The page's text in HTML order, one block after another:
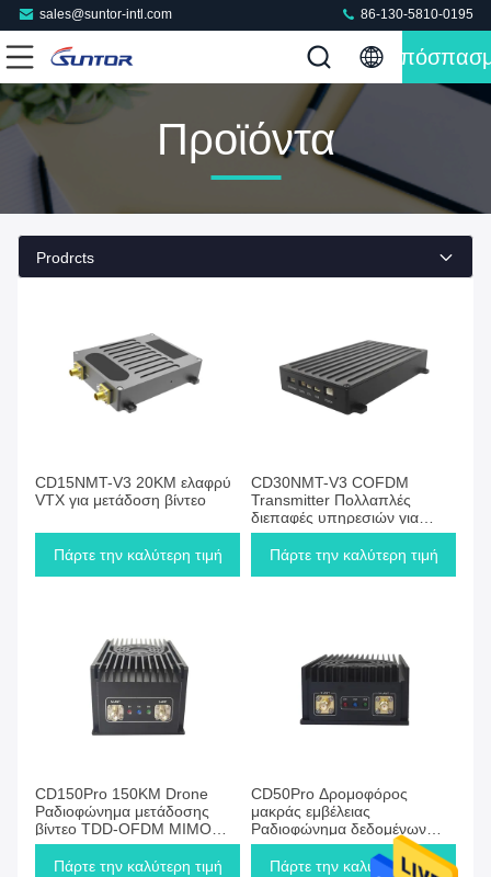
sales@suntor-intl.com 86-130-5810-0195
Προϊόντα
Prodrcts
CD15NMT-V3 20KM ελαφρύ
VTX για μετάδοση βίντεο
Πάρτε την καλύτερη τιμή
CD30NMT-V3 COFDM
Transmitter Πολλαπλές
διεπαφές υπηρεσιών για
ευέλικτη ασύρματη μετάδοση
δεδομένων
Πάρτε την καλύτερη τιμή
CD150Pro 150KM Drone
Ραδιοφώνημα μετάδοσης
βίντεο TDD-OFDM MIMO
1.4G/2.4GHz Περιοχή
συχνοτήτων Προαιρετική
Πάρτε την καλύτερη τιμή
CD50Pro Δρομοφόρος
μακράς εμβέλειας
Ραδιοφώνημα δεδομένων
βίντεο 24Mbps TDD-OFDM
MIMO ασύρματος πομπός
Πάρτε την καλύτερη τιμή